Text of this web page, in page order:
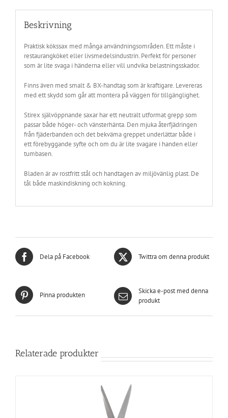
Beskrivning
Praktisk kökssax med många användningsområden. Ett måste i
restaurangköket eller livsmedelsindustrin. Perfekt för personer
som är lite svaga i händerna eller vill undvika belastningsskador.
Finns även med smalt & BX-handtag som är kraftigare. Levereras
med ett skydd som går att montera på väggen för tillgänglighet.
Stirex självöppnande saxar har ett neutralt utformat grepp som
passar både höger- och vänsterhänta. Den mjuka återfjädringen
från fjäderbanden och det bekväma greppet underlättar både i
ett förebyggande syfte och om du är lite svagare i handen eller
tumbasen.
Bladen är av rostfritt stål och handtagen av miljövänlig plast. De
tål både maskindiskning och kokning.
Dela på Facebook Twittra om denna produkt
Pinna produkten
Skicka e-post med denna
produkt
Relaterade produkter